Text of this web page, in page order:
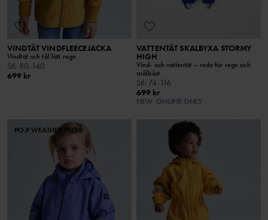
VINDTÄT VINDFLEECEJACKA
Vindtät och tål lätt regn
Stl: 80-140
699 kr
VATTENTÄT SKALBYXA STORMY
HIGH
Vind- och vattentät – redo för regn och
snålbåst
Stl: 74-116
699 kr
NEW ONLINE ONLY
PO.P WEATHER PRO®